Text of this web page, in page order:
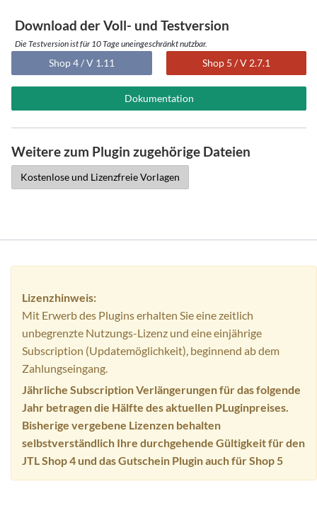
Download der Voll- und Testversion
Die Testversion ist für 10 Tage uneingeschränkt nutzbar.
Shop 4 / V 1.11 Shop 5 / V 2.7.1
Dokumentation
Weitere zum Plugin zugehörige Dateien
Kostenlose und Lizenzfreie Vorlagen
Lizenzhinweis:
Mit Erwerb des Plugins erhalten Sie eine zeitlich
unbegrenzte Nutzungs-Lizenz und eine einjährige
Subscription (Updatemöglichkeit), beginnend ab dem
Zahlungseingang.
Jährliche Subscription Verlängerungen für das folgende
Jahr betragen die Hälfte des aktuellen PLuginpreises.
Bisherige vergebene Lizenzen behalten
selbstverständlich Ihre durchgehende Gültigkeit für den
JTL Shop 4 und das Gutschein Plugin auch für Shop 5